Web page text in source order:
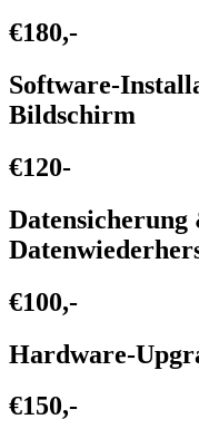
€180,-
Software-
Bildschirm
€120-
Datensicherung
€100,-
Hardware-
€150,-